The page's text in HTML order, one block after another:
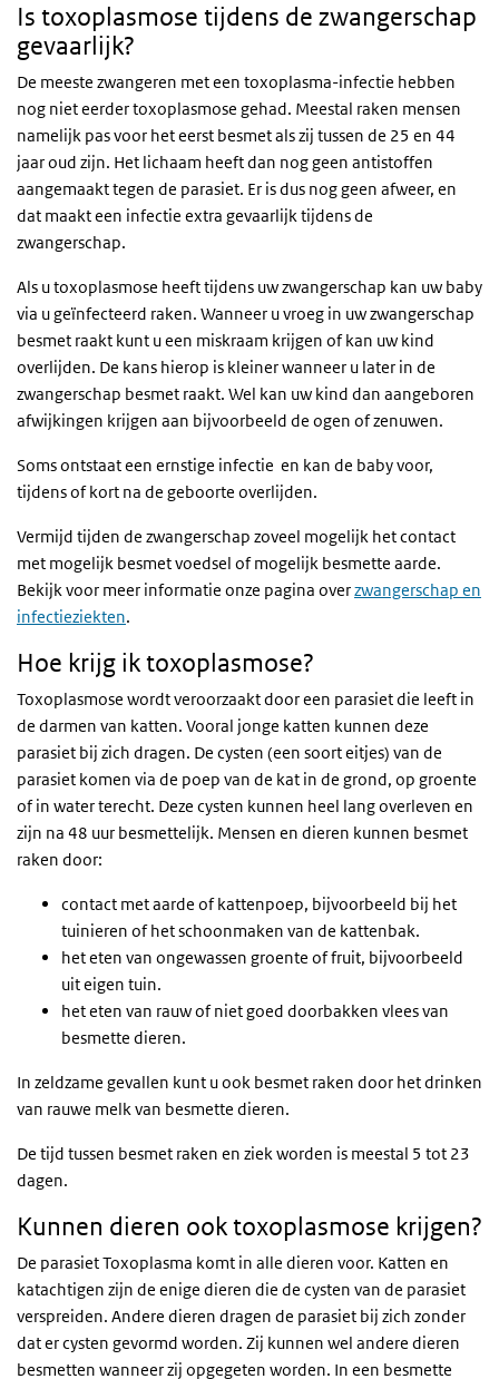
Is toxoplasmose tijdens de zwangerschap
gevaarlijk?
De meeste zwangeren met een toxoplasma-infectie hebben
nog niet eerder toxoplasmose gehad. Meestal raken mensen
namelijk pas voor het eerst besmet als zij tussen de 25 en 44
jaar oud zijn. Het lichaam heeft dan nog geen antistoffen
aangemaakt tegen de parasiet. Er is dus nog geen afweer, en
dat maakt een infectie extra gevaarlijk tijdens de
zwangerschap.
Als u toxoplasmose heeft tijdens uw zwangerschap kan uw baby
via u geïnfecteerd raken. Wanneer u vroeg in uw zwangerschap
besmet raakt kunt u een miskraam krijgen of kan uw kind
overlijden. De kans hierop is kleiner wanneer u later in de
zwangerschap besmet raakt. Wel kan uw kind dan aangeboren
afwijkingen krijgen aan bijvoorbeeld de ogen of zenuwen.
Soms ontstaat een ernstige infectie en kan de baby voor,
tijdens of kort na de geboorte overlijden.
Vermijd tijden de zwangerschap zoveel mogelijk het contact
met mogelijk besmet voedsel of mogelijk besmette aarde.
Bekijk voor meer informatie onze pagina overzwangerschap en
infectieziekten.
Hoe krijg ik toxoplasmose?
Toxoplasmose wordt veroorzaakt door een parasiet die leeft in
de darmen van katten. Vooral jonge katten kunnen deze
parasiet bij zich dragen. De cysten (een soort eitjes) van de
parasiet komen via de poep van de kat in de grond, op groente
of in water terecht. Deze cysten kunnen heel lang overleven en
zijn na 48 uur besmettelijk. Mensen en dieren kunnen besmet
raken door:
contact met aarde of kattenpoep, bijvoorbeeld bij het
tuinieren of het schoonmaken van de kattenbak.
het eten van ongewassen groente of fruit, bijvoorbeeld
uit eigen tuin.
het eten van rauw of niet goed doorbakken vlees van
besmette dieren.
In zeldzame gevallen kunt u ook besmet raken door het drinken
van rauwe melk van besmette dieren.
De tijd tussen besmet raken en ziek worden is meestal 5 tot 23
dagen.
Kunnen dieren ook toxoplasmose krijgen?
De parasiet Toxoplasma komt in alle dieren voor. Katten en
katachtigen zijn de enige dieren die de cysten van de parasiet
verspreiden. Andere dieren dragen de parasiet bij zich zonder
dat er cysten gevormd worden. Zij kunnen wel andere dieren
besmetten wanneer zij opgegeten worden. In een besmette